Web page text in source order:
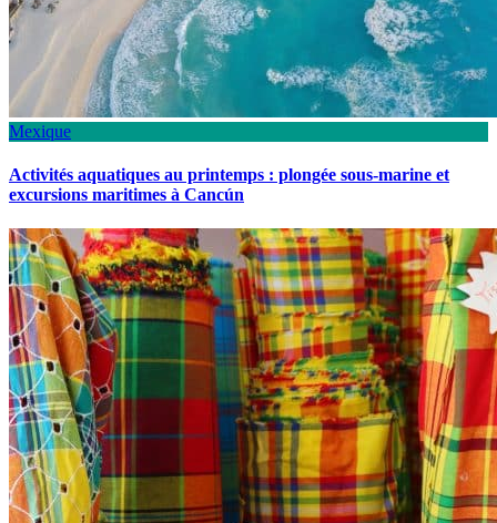
Mexique
Activités aquatiques au printemps : plongée sous-marine et
excursions maritimes à Cancún